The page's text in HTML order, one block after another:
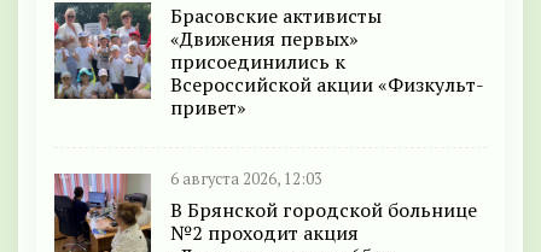
Брасовские активисты
«Движения первых»
присоединились к
Всероссийской акции «Физкульт-
привет»
6 августа 2026, 12:03
В Брянской городской больнице
№2 проходит акция